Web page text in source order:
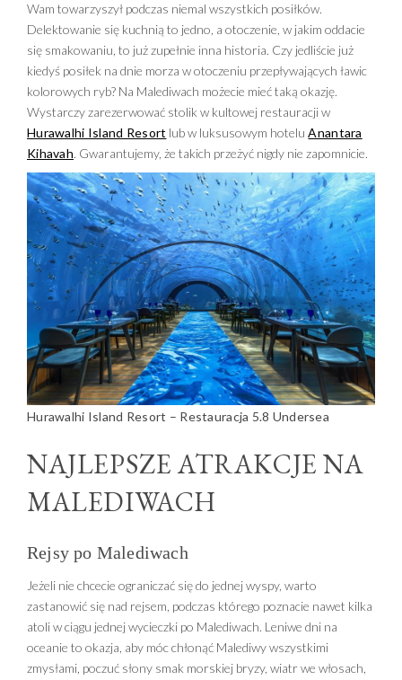
Wam towarzyszył podczas niemal wszystkich posiłków.
Delektowanie się kuchnią to jedno, a otoczenie, w jakim oddacie
się smakowaniu, to już zupełnie inna historia. Czy jedliście już
kiedyś posiłek na dnie morza w otoczeniu przepływających ławic
kolorowych ryb? Na Malediwach możecie mieć taką okazję.
Wystarczy zarezerwować stolik w kultowej restauracji w
Hurawalhi Island Resort lub w luksusowym hoteluAnantara
Kihavah. Gwarantujemy, że takich przeżyć nigdy nie zapomnicie.
Hurawalhi Island Resort – Restauracja 5.8 Undersea
NAJLEPSZE ATRAKCJE NA
MALEDIWACH
Rejsy po Malediwach
Jeżeli nie chcecie ograniczać się do jednej wyspy, warto
zastanowić się nad rejsem, podczas którego poznacie nawet kilka
atoli w ciągu jednej wycieczki po Malediwach. Leniwe dni na
oceanie to okazja, aby móc chłonąć Malediwy wszystkimi
zmysłami, poczuć słony smak morskiej bryzy, wiatr we włosach,